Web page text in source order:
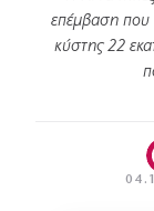
επέμβαση που
κύστης 22